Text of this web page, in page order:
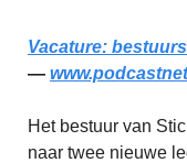
Vacature:
—
Het bestuur van
naar twee nieuwe